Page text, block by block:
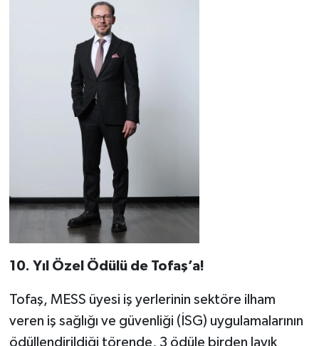
10. Yıl Özel Ödülü de Tofaş’a!
Tofaş, MESS üyesi iş yerlerinin sektöre ilham
veren iş sağlığı ve güvenliği (İSG) uygulamalarının
ödüllendirildiği törende, 3 ödüle birden layık